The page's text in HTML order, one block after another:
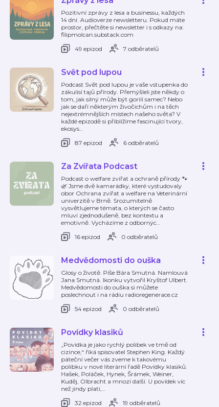
Pozitivní zprávy z lesa a businessu, každých
14 dní. Audioverze newsletteru. Pokud máte
prostor, přečtěte si newsletter i s odkazy na:
filipmolcan.substack.com
49 epizod
7 odběratelů
Svět pod lupou
Podcast Svět pod lupou je vaše vstupenka do
zákulisí tajů přírody. Přemýšleli jste někdy o
tom, jak silný může být gorilí samec? Nebo
jak se daří některým živočichům i na těch
nejextrémnějších místech našeho světa? V
každé epizodě si přiblížíme fascinující tvory,
ekosys…
87 epizod
6 odběratelů
Za Zvířata Podcast
Podcast o welfare zvířat a ochraně přírody 🐾
🌿 Jsme dvě kamarádky, které vystudovaly
obor Ochrana zvířat a welfare na Veterinární
univerzitě v Brně. Srozumitelně
vysvětlujeme témata, o kterých se často
mluví zjednodušeně, bez kontextu a
emotivně. Vycházíme z odbornýc…
16 epizod
0 odběratelů
Medvědomosti do ouška
Glosy o životě. Píše Bára Smutná. Namlouvá
Jana Smutná. Ikonku vytvořil Kryštof Ulbert.
Medvědomosti do ouška si můžete
poslechnout i na rádiu radioregenerace.cz ⁠
54 epizod
0 odběratelů
Povídky klasiků
„Povídka je jako rychlý polibek ve tmě od
cizince,“ říká spisovatel Stephen King. Každý
páteční večer vás zveme k takovému
polibku v nové literární řadě Povídky klasiků.
Hašek, Poláček, Hynek, Šrámek, Weiner,
Kuděj, Olbracht a mnozí další. U povídek víc
než jindy platí,…
32 epizod
19 odběratelů